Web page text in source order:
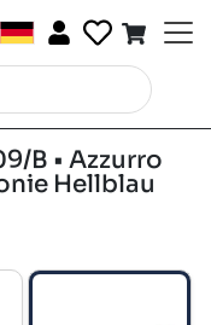
B • Azzurro
Hellblau